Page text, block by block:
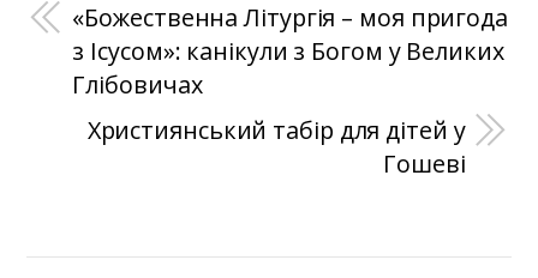
«Божественна Літургія – моя пригода
з Ісусом»: канікули з Богом у Великих
Глібовичах
Християнський табір для дітей у
Гошеві